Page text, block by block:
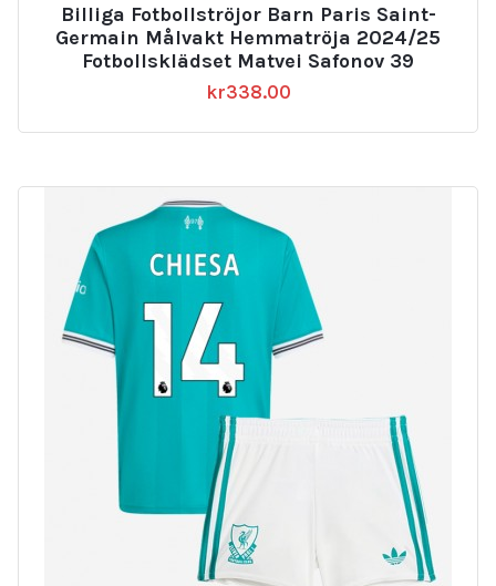
Billiga Fotbollströjor Barn Paris Saint-
Germain Målvakt Hemmatröja 2024/25
Fotbollsklädset Matvei Safonov 39
kr338.00